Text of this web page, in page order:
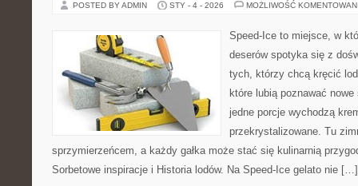
POSTED BY ADMIN STY - 4 - 2026 MOŻLIWOŚĆ
Speed-Ice to miejsce, w
deserów spotyka się z
tych, którzy chcą kręcić
które lubią poznawać
jedne porcje wychodzą
przekrystalizowane. Tu
sprzymierzeńcem, a każdy gałka może stać się kulinarnią
Sorbetowe inspiracje i Historia lodów. Na Speed-Ice gelato nie […]